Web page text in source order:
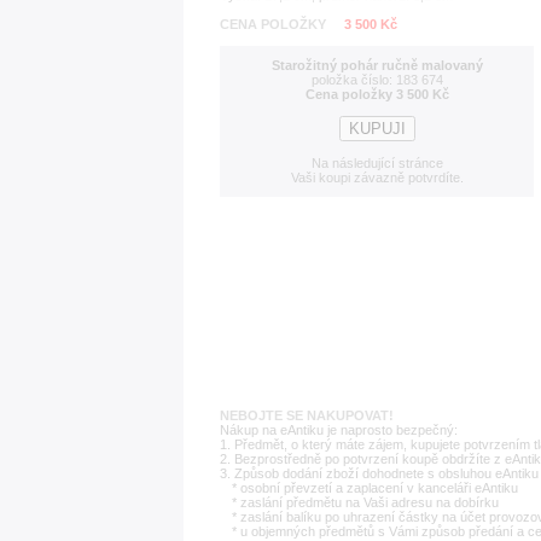
CENA POLOŽKY
3 500 Kč
Starožitný pohár ručně malovaný
položka číslo: 183 674
Cena položky 3 500 Kč
Na následující stránce
Vaši koupi závazně potvrdíte.
NEBOJTE SE NAKUPOVAT!
Nákup na eAntiku je naprosto bezpečný:
1. Předmět, o který máte zájem, kupujete potvrzením
2. Bezprostředně po potvrzení koupě obdržíte z
3. Způsob dodání zboží dohodnete s obsluhou
* osobní převzetí a zaplacení v kanceláři eAntiku
* zaslání předmětu na Vaši adresu na dobírku
* zaslání balíku po uhrazení částky na účet
* u objemných předmětů s Vámi způsob předání a